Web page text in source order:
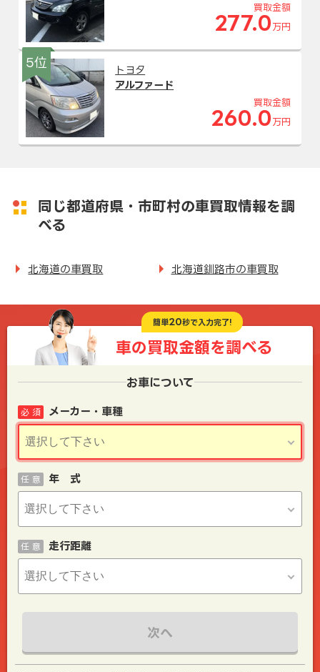
買取金額
277.0 万円
5位
トヨタ
アルファード
買取金額
260.0 万円
同じ都道府県・市町村の車買取情報を調
べる
北海道の車買取 北海道釧路市の車買取
簡単20秒で入力完了!
車の買取金額を調べる
お車について
メーカー・車種
必 須
年 式
任 意
走行距離
任 意
次へ